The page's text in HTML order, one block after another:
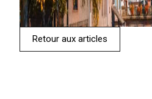
Retour aux articles